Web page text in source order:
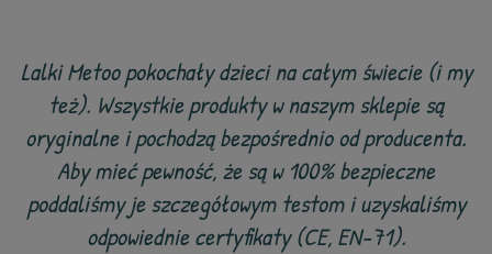
Lalki Metoo pokochały dzieci na całym świecie (i my
też). Wszystkie produkty w naszym sklepie są
oryginalne i pochodzą bezpośrednio od producenta.
Aby mieć pewność, że są w 100% bezpieczne
poddaliśmy je szczegółowym testom i uzyskaliśmy
odpowiednie certyfikaty (CE, EN-71).